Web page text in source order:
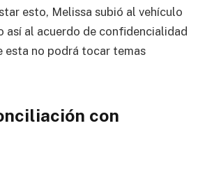
esto, Melissa subió al vehículo
así al acuerdo de confidencialidad
esta no podrá tocar temas
con